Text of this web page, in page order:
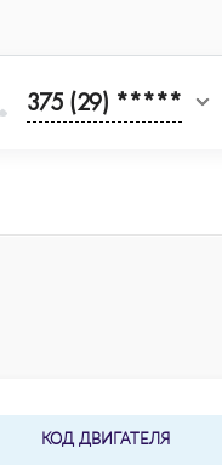
375 (29) *****
КОД ДВИГАТЕЛЯ